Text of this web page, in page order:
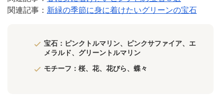
関連記事： 新緑の季節に身に着けたいグリーンの宝石
宝石：ピンクトルマリン、ピンクサファイア、エ
メラルド、グリーントルマリン
モチーフ：桜、花、花びら、蝶々